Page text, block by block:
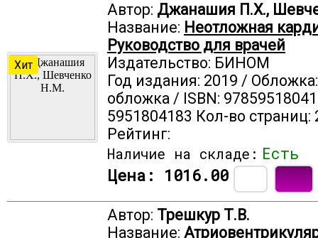
Хит
Автор: Джанашия П.Х.,
Название: Неотложная
Руководство для врачей
Издательство: БИНОМ
Год издания: 2019 /
обложка / ISBN:
5951804183 Кол-во страниц:
Рейтинг:
Наличие на складе: Есть
Цена: 1016.00
Автор: Трешкур Т.В.
Название: